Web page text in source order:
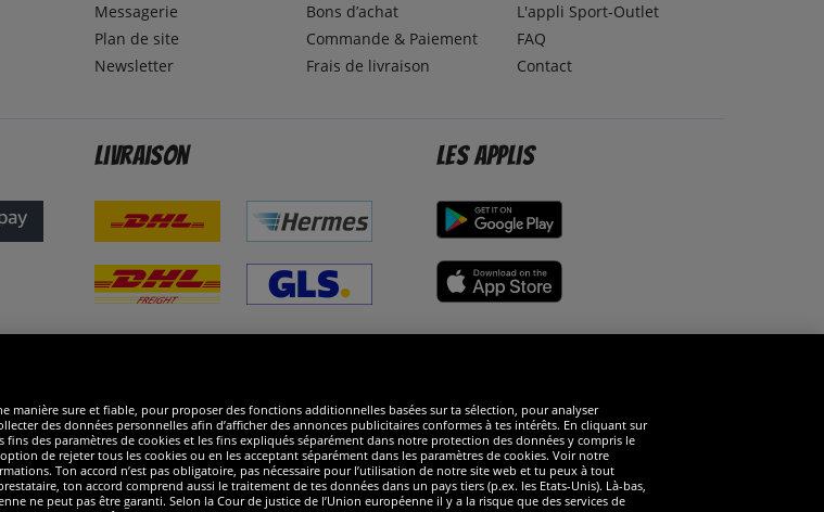
Messagerie
Plan de site
Newsletter
Bons d’achat
Commande & Paiement
Frais de livraison
L'appli Sport-Outlet
FAQ
Contact
Livraison Les applis
manière sure et fiable, pour proposer des fonctions additionnelles basées sur ta sélection, pour analyser
des données personnelles afin d’afficher des annonces publicitaires conformes à tes intérêts. En cliquant sur
des paramètres de cookies et les fins expliqués séparément dans notre protection des données y compris le
de rejeter tous les cookies ou en les acceptant séparément dans les paramètres de cookies. Voir notre
Ton accord n’est pas obligatoire, pas nécessaire pour l’utilisation de notre site web et tu peux à tout
ton accord comprend aussi le traitement de tes données dans un pays tiers (p.ex. les Etats-Unis). Là-bas,
ne peut pas être garanti. Selon la Cour de justice de l’Union européenne il y a la risque que des services de